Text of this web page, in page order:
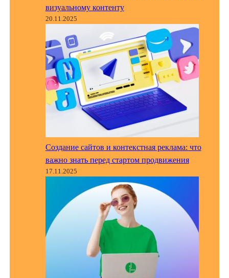
визуальному контенту
20.11.2025
Создание сайтов и контекстная реклама: что
важно знать перед стартом продвижения
17.11.2025